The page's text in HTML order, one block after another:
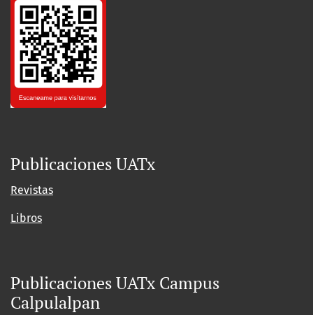
Publicaciones UATx
Revistas
Libros
Publicaciones UATx Campus
Calpulalpan